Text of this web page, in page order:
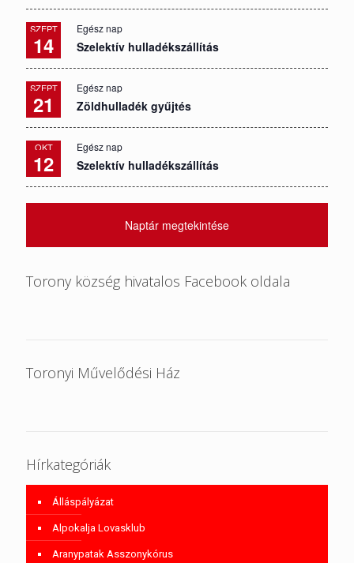
SZEPT
14
Egész nap
Szelektív hulladékszállítás
SZEPT
21
Egész nap
Zöldhulladék gyűjtés
OKT
12
Egész nap
Szelektív hulladékszállítás
Naptár megtekintése
Torony község hivatalos Facebook oldala
Toronyi Művelődési Ház
Hírkategóriák
Álláspályázat
Alpokalja Lovasklub
Aranypatak Asszonykórus